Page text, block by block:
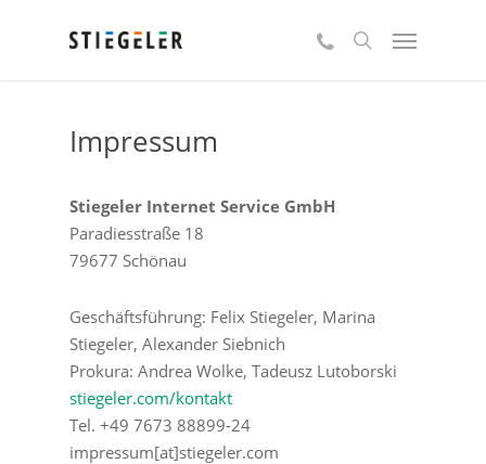
Kontakt
search
Menu
Impressum
Stiegeler Internet Service GmbH
Paradiesstraße 18
79677 Schönau
Geschäftsführung: Felix Stiegeler, Marina
Stiegeler, Alexander Siebnich
Prokura: Andrea Wolke, Tadeusz Lutoborski
stiegeler.com/kontakt
Tel. +49 7673 88899-24
impressum[at]stiegeler.com